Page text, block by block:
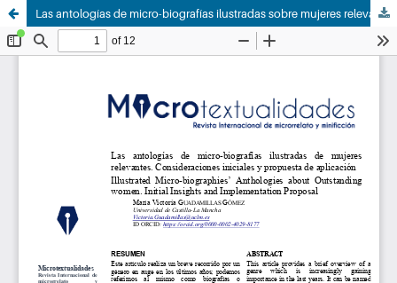
Las antologías de micro-biografías ilustradas sobre mujeres relevantes. Consideraciones iniciales y propuesta de aplicación.